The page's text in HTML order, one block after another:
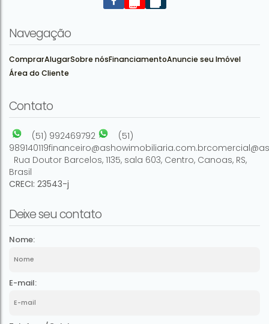
Histórico ,Porto Alegre
Navegação
ComprarAlugarSobre nósFinanciamentoAnuncie seu Imóvel
Área do Cliente
Contato
(51) 992469792
(51)
989140119financeiro@ashowimobiliaria.com.br
Rua Doutor Barcelos, 1135, sala 603, Centro, Canoas, RS,
Brasil
CRECI: 23543-j
Deixe seu contato
Nome:
E-mail: